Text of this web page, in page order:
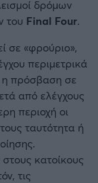
δρόμων
του Final Four.
σε «φρούριο»,
περιμετρικά
η πρόσβαση σε
από ελέγχους
περιοχή οι
ταυτότητα ή
κατοίκους
τις